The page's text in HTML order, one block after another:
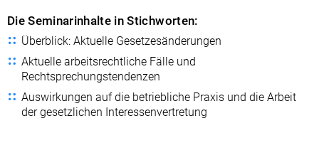
Die Seminarinhalte in Stichworten:
Überblick: Aktuelle Gesetzesänderungen
Aktuelle arbeitsrechtliche Fälle und
Rechtsprechungstendenzen
Auswirkungen auf die betriebliche Praxis und die Arbeit
der gesetzlichen Interessenvertretung